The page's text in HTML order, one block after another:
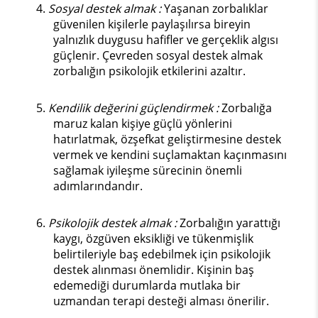
4. Sosyal destek almak :Yaşanan zorbalıklar
güvenilen kişilerle paylaşılırsa bireyin
yalnızlık duygusu hafifler ve gerçeklik algısı
güçlenir. Çevreden sosyal destek almak
zorbalığın psikolojik etkilerini azaltır.
5. Kendilik değerini güçlendirmek :Zorbalığa
maruz kalan kişiye güçlü yönlerini
hatırlatmak, özşefkat geliştirmesine destek
vermek ve kendini suçlamaktan kaçınmasını
sağlamak iyileşme sürecinin önemli
adımlarındandır.
6. Psikolojik destek almak :Zorbalığın yarattığı
kaygı, özgüven eksikliği ve tükenmişlik
belirtileriyle baş edebilmek için psikolojik
destek alınması önemlidir. Kişinin baş
edemediği durumlarda mutlaka bir
uzmandan terapi desteği alması önerilir.